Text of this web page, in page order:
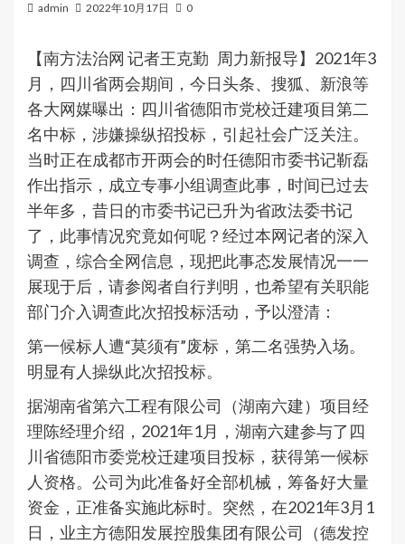
admin 2022年10月17日 0
【南方法治网 记者王克勤 周力新报导】2021年3
月，四川省两会期间，今日头条、搜狐、新浪等
各大网媒曝出：四川省德阳市党校迁建项目第二
名中标，涉嫌操纵招投标，引起社会广泛关注。
当时正在成都市开两会的时任德阳市委书记靳磊
作出指示，成立专事小组调查此事，时间已过去
半年多，昔日的市委书记已升为省政法委书记
了，此事情况究竟如何呢？经过本网记者的深入
调查，综合全网信息，现把此事态发展情况一一
展现于后，请参阅者自行判明，也希望有关职能
部门介入调查此次招投标活动，予以澄清：
第一候标人遭“莫须有”废标，第二名强势入场。
明显有人操纵此次招投标。
据湖南省第六工程有限公司（湖南六建）项目经
理陈经理介绍，2021年1月，湖南六建参与了四
川省德阳市委党校迁建项目投标，获得第一候标
人资格。公司为此准备好全部机械，筹备好大量
资金，正准备实施此标时。突然，在2021年3月1
日，业主方德阳发展控股集团有限公司（德发控